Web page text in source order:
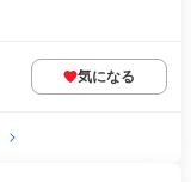
気になる